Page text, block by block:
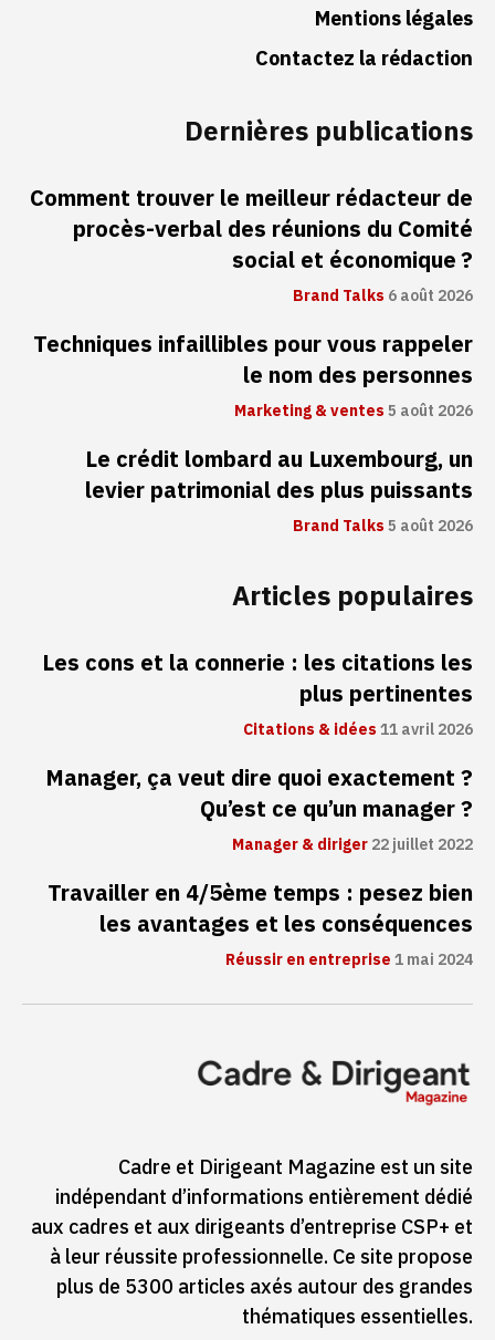
Mentions légales
Contactez la rédaction
Dernières publications
Comment trouver le meilleur rédacteur de
procès-verbal des réunions du Comité
social et économique ?
Brand Talks6 août 2026
Techniques infaillibles pour vous rappeler
le nom des personnes
Marketing & ventes5 août 2026
Le crédit lombard au Luxembourg, un
levier patrimonial des plus puissants
Brand Talks5 août 2026
Articles populaires
Les cons et la connerie : les citations les
plus pertinentes
Citations & idées11 avril 2026
Manager, ça veut dire quoi exactement ?
Qu’est ce qu’un manager ?
Manager & diriger22 juillet 2022
Travailler en 4/5ème temps : pesez bien
les avantages et les conséquences
Réussir en entreprise1 mai 2024
Cadre et Dirigeant Magazine est un site
indépendant d’informations entièrement dédié
aux cadres et aux dirigeants d’entreprise CSP+ et
à leur réussite professionnelle. Ce site propose
plus de 5300 articles axés autour des grandes
thématiques essentielles.